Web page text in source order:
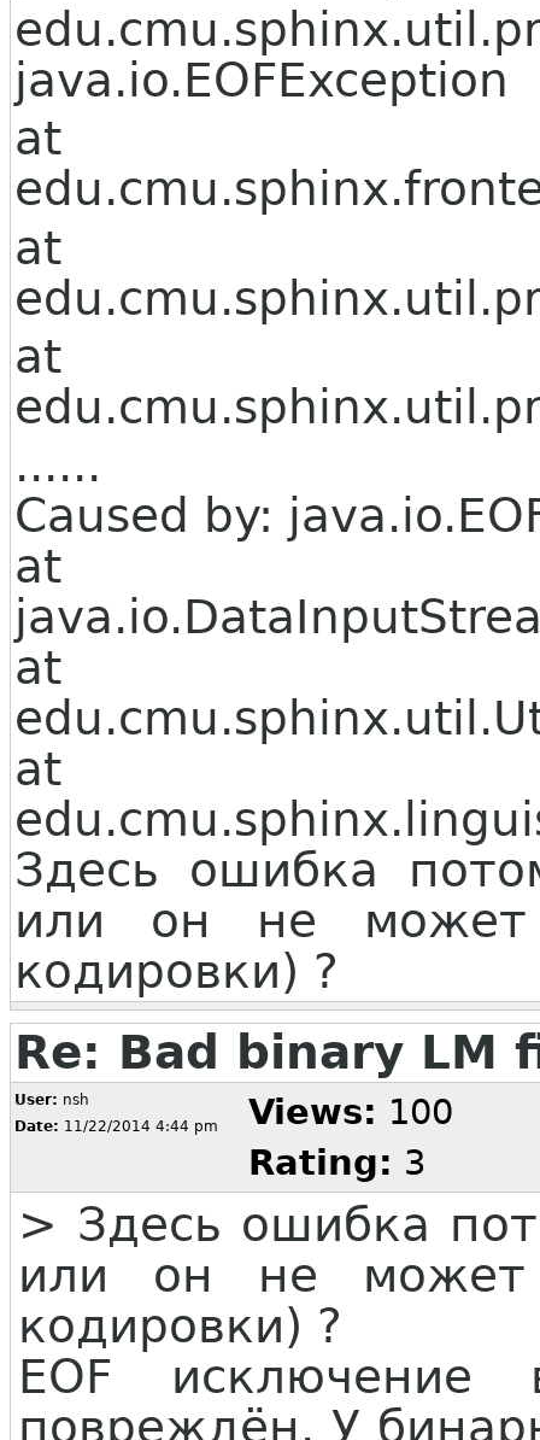
java.io.EOFException
at
at
at
......
Caused by:
at
at
at
Здесь ошибка
или он не может
кодировки) ?
Re: Bad binary LM
User: nsh
Date: 11/22/2014 4:44 pm Views: 100
Rating: 3
> Здесь ошибка
или он не может
кодировки) ?
EOF исключение
повреждён. У